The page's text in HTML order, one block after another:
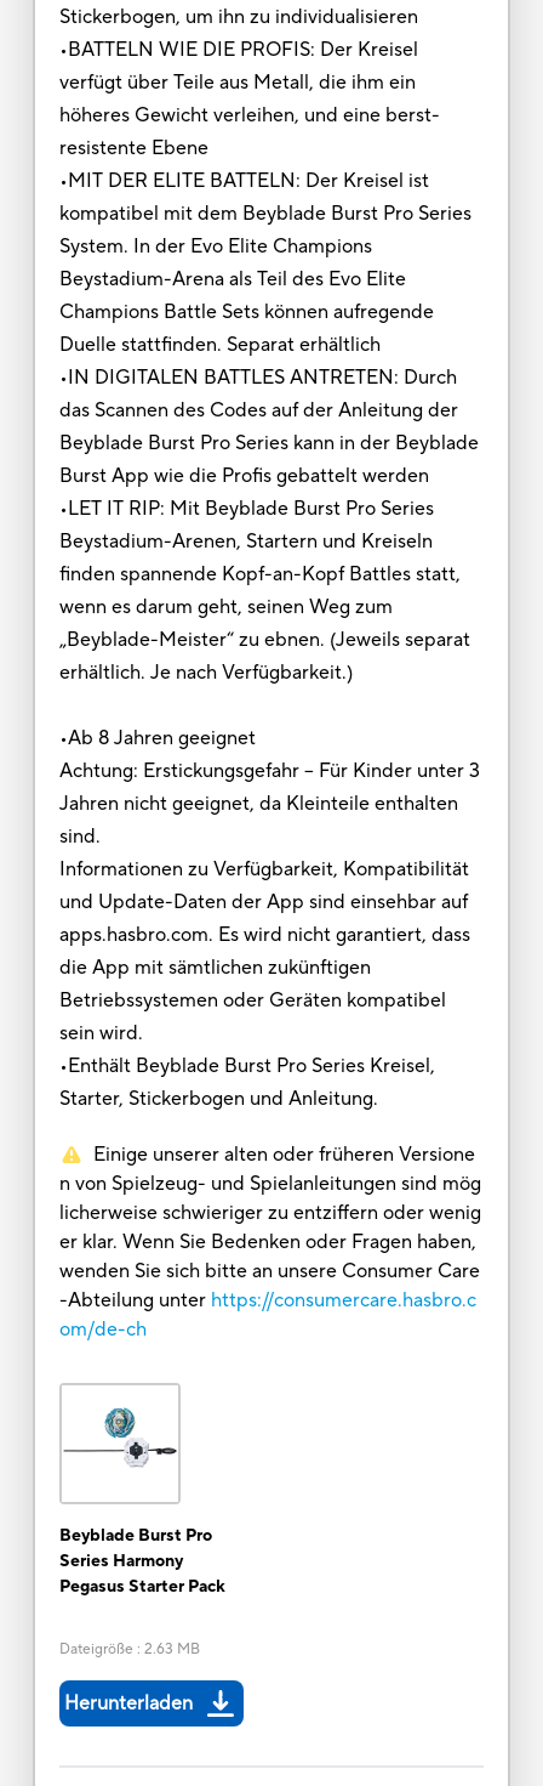
Stickerbogen, um ihn zu individualisieren
•BATTELN WIE DIE PROFIS: Der Kreisel
verfügt über Teile aus Metall, die ihm ein
höheres Gewicht verleihen, und eine berst-
resistente Ebene
•MIT DER ELITE BATTELN: Der Kreisel ist
kompatibel mit dem Beyblade Burst Pro Series
System. In der Evo Elite Champions
Beystadium-Arena als Teil des Evo Elite
Champions Battle Sets können aufregende
Duelle stattfinden. Separat erhältlich
•IN DIGITALEN BATTLES ANTRETEN: Durch
das Scannen des Codes auf der Anleitung der
Beyblade Burst Pro Series kann in der Beyblade
Burst App wie die Profis gebattelt werden
•LET IT RIP: Mit Beyblade Burst Pro Series
Beystadium-Arenen, Startern und Kreiseln
finden spannende Kopf-an-Kopf Battles statt,
wenn es darum geht, seinen Weg zum
„Beyblade-Meister“ zu ebnen. (Jeweils separat
erhältlich. Je nach Verfügbarkeit.)
•Ab 8 Jahren geeignet
Achtung: Erstickungsgefahr – Für Kinder unter 3
Jahren nicht geeignet, da Kleinteile enthalten
sind.
Informationen zu Verfügbarkeit, Kompatibilität
und Update-Daten der App sind einsehbar auf
apps.hasbro.com. Es wird nicht garantiert, dass
die App mit sämtlichen zukünftigen
Betriebssystemen oder Geräten kompatibel
sein wird.
•Enthält Beyblade Burst Pro Series Kreisel,
Starter, Stickerbogen und Anleitung.
Einige unserer alten oder früheren Versione
n von Spielzeug- und Spielanleitungen sind mög
licherweise schwieriger zu entziffern oder wenig
er klar. Wenn Sie Bedenken oder Fragen haben,
wenden Sie sich bitte an unsere Consumer Care
-Abteilung unter https://consumercare.hasbro.c
om/de-ch
Beyblade Burst Pro
Series Harmony
Pegasus Starter Pack
Dateigröße : 2.63 MB
Herunterladen